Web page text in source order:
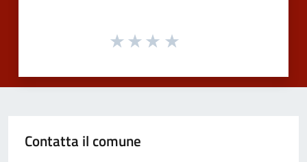
Contatta il comune